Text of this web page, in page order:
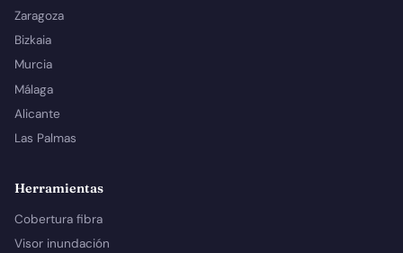
Zaragoza
Bizkaia
Murcia
Málaga
Alicante
Las Palmas
Herramientas
Cobertura fibra
Visor inundación